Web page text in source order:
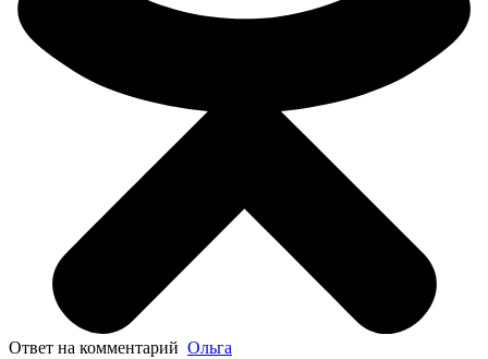
Ответ на комментарий Ольга